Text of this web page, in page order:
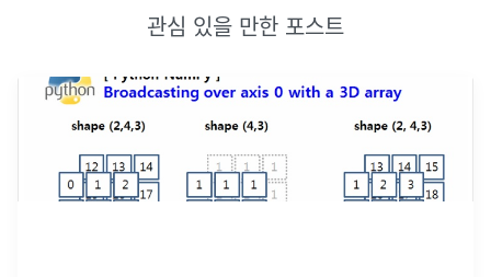
관심 있을 만한 포스트